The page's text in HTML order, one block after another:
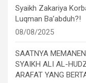
Syaikh Zakariya
Luqman Ba’abduh?!
08/08/2025
SAATNYA
SYAIKH ALI AL-
ARAFAT YANG